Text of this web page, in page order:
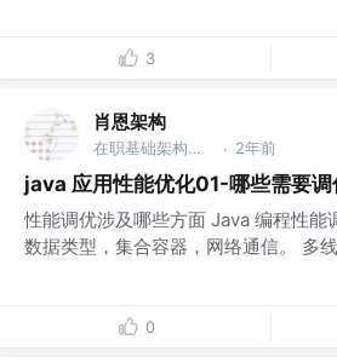
3
肖恩架构
在职基础架构架构师 · 2年前
java 应用性能优化01-哪些需要调
性能调优涉及哪些方面 Java 编程性能
数据类型，集合容器，网络通信。 多
0